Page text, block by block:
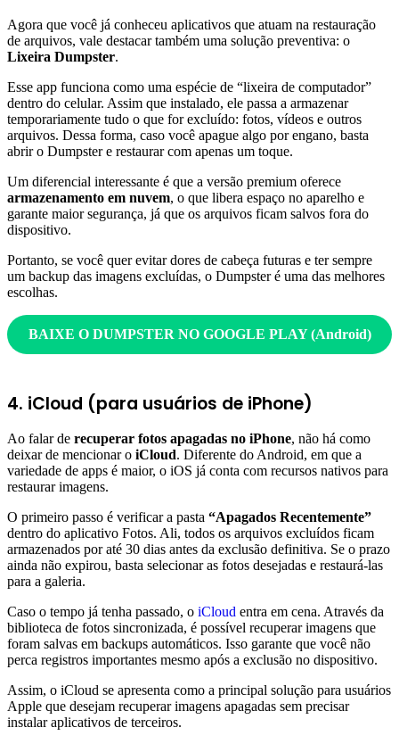
Agora que você já conheceu aplicativos que atuam na restauração
de arquivos, vale destacar também uma solução preventiva: o
Lixeira Dumpster.
Esse app funciona como uma espécie de “lixeira de computador”
dentro do celular. Assim que instalado, ele passa a armazenar
temporariamente tudo o que for excluído: fotos, vídeos e outros
arquivos. Dessa forma, caso você apague algo por engano, basta
abrir o Dumpster e restaurar com apenas um toque.
Um diferencial interessante é que a versão premium oferece
armazenamento em nuvem, o que libera espaço no aparelho e
garante maior segurança, já que os arquivos ficam salvos fora do
dispositivo.
Portanto, se você quer evitar dores de cabeça futuras e ter sempre
um backup das imagens excluídas, o Dumpster é uma das melhores
escolhas.
BAIXE O DUMPSTER NO GOOGLE PLAY (Android)
4. iCloud (para usuários de iPhone)
Ao falar de recuperar fotos apagadas no iPhone, não há como
deixar de mencionar o iCloud. Diferente do Android, em que a
variedade de apps é maior, o iOS já conta com recursos nativos para
restaurar imagens.
O primeiro passo é verificar a pasta “Apagados Recentemente”
dentro do aplicativo Fotos. Ali, todos os arquivos excluídos ficam
armazenados por até 30 dias antes da exclusão definitiva. Se o prazo
ainda não expirou, basta selecionar as fotos desejadas e restaurá-las
para a galeria.
Caso o tempo já tenha passado, o iCloud entra em cena. Através da
biblioteca de fotos sincronizada, é possível recuperar imagens que
foram salvas em backups automáticos. Isso garante que você não
perca registros importantes mesmo após a exclusão no dispositivo.
Assim, o iCloud se apresenta como a principal solução para usuários
Apple que desejam recuperar imagens apagadas sem precisar
instalar aplicativos de terceiros.